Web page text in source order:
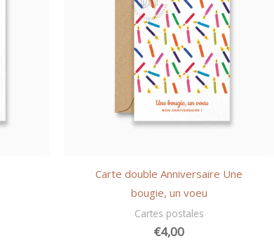
Carte double Anniversaire Une
bougie, un voeu
Cartes postales
€4,00